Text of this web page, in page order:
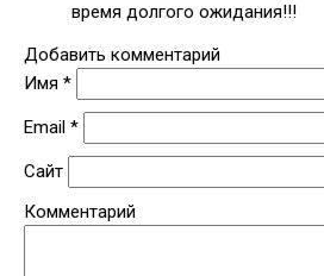
время долгого ожидания!!!
Добавить комментарий
Имя *
Email *
Сайт
Комментарий